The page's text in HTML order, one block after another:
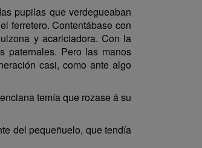
pupilas que verdegueaban
ferretero. Contentábase con
y acariciadora. Con la
paternales. Pero las manos
casi, como ante algo
temía que rozase á su
del pequeñuelo, que tendía